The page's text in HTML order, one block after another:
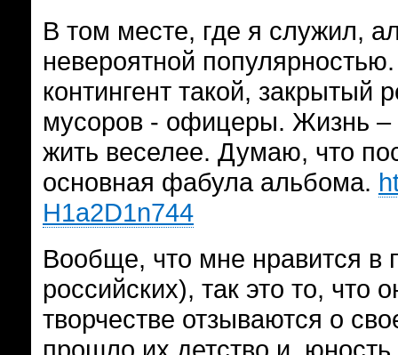
В том месте, где я служил,
невероятной
контингент такой, закрытый
мусоров - офицеры. Жизнь –
жить веселее. Думаю, что
основная фабула альбома.
H1a2D1n744
Вообще, что мне нравится в
российских), так это то, что
творчестве отзываются о